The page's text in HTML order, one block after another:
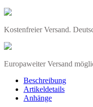
Kostenfreier Versand.
Europaweiter Versand
Beschreibung
Artikeldetails
Anhänge